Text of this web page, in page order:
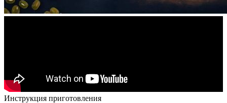
Инструкция приготовления